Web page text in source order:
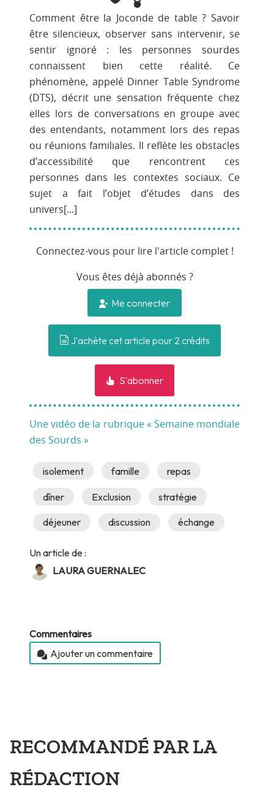
Comment être la Joconde de table ? Savoir
être silencieux, observer sans intervenir, se
sentir ignoré : les personnes sourdes
connaissent bien cette réalité. Ce
phénomène, appelé Dinner Table Syndrome
(DTS), décrit une sensation fréquente chez
elles lors de conversations en groupe avec
des entendants, notamment lors des repas
ou réunions familiales. Il reflète les obstacles
d’accessibilité que rencontrent ces
personnes dans les contextes sociaux. Ce
sujet a fait l’objet d’études dans des
univers[...]
Connectez-vous pour lire l'article complet !
Vous êtes déjà abonnés ?
Me connecter
J'achète cet article pour 2 crédits
S'abonner
Une vidéo de la rubrique « Semaine mondiale
des Sourds »
isolement famille repas
dîner Exclusion stratégie
déjeuner discussion échange
Un article de :
LAURA GUERNALEC
Commentaires
Ajouter un commentaire
RECOMMANDÉ PAR LA
RÉDACTION